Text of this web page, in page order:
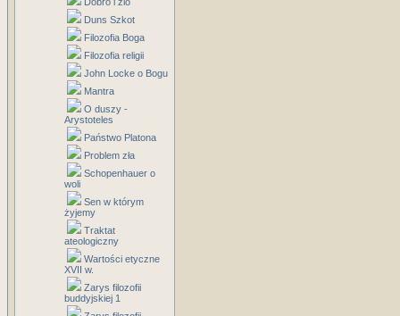
Duns Szkot
Filozofia Boga
Filozofia religii
John Locke o Bogu
Mantra
O duszy -
Arystoteles
Państwo Platona
Problem zła
Schopenhauer o
woli
Sen w którym
żyjemy
Traktat
ateologiczny
Wartości etyczne
XVII w.
Zarys filozofii
buddyjskiej 1